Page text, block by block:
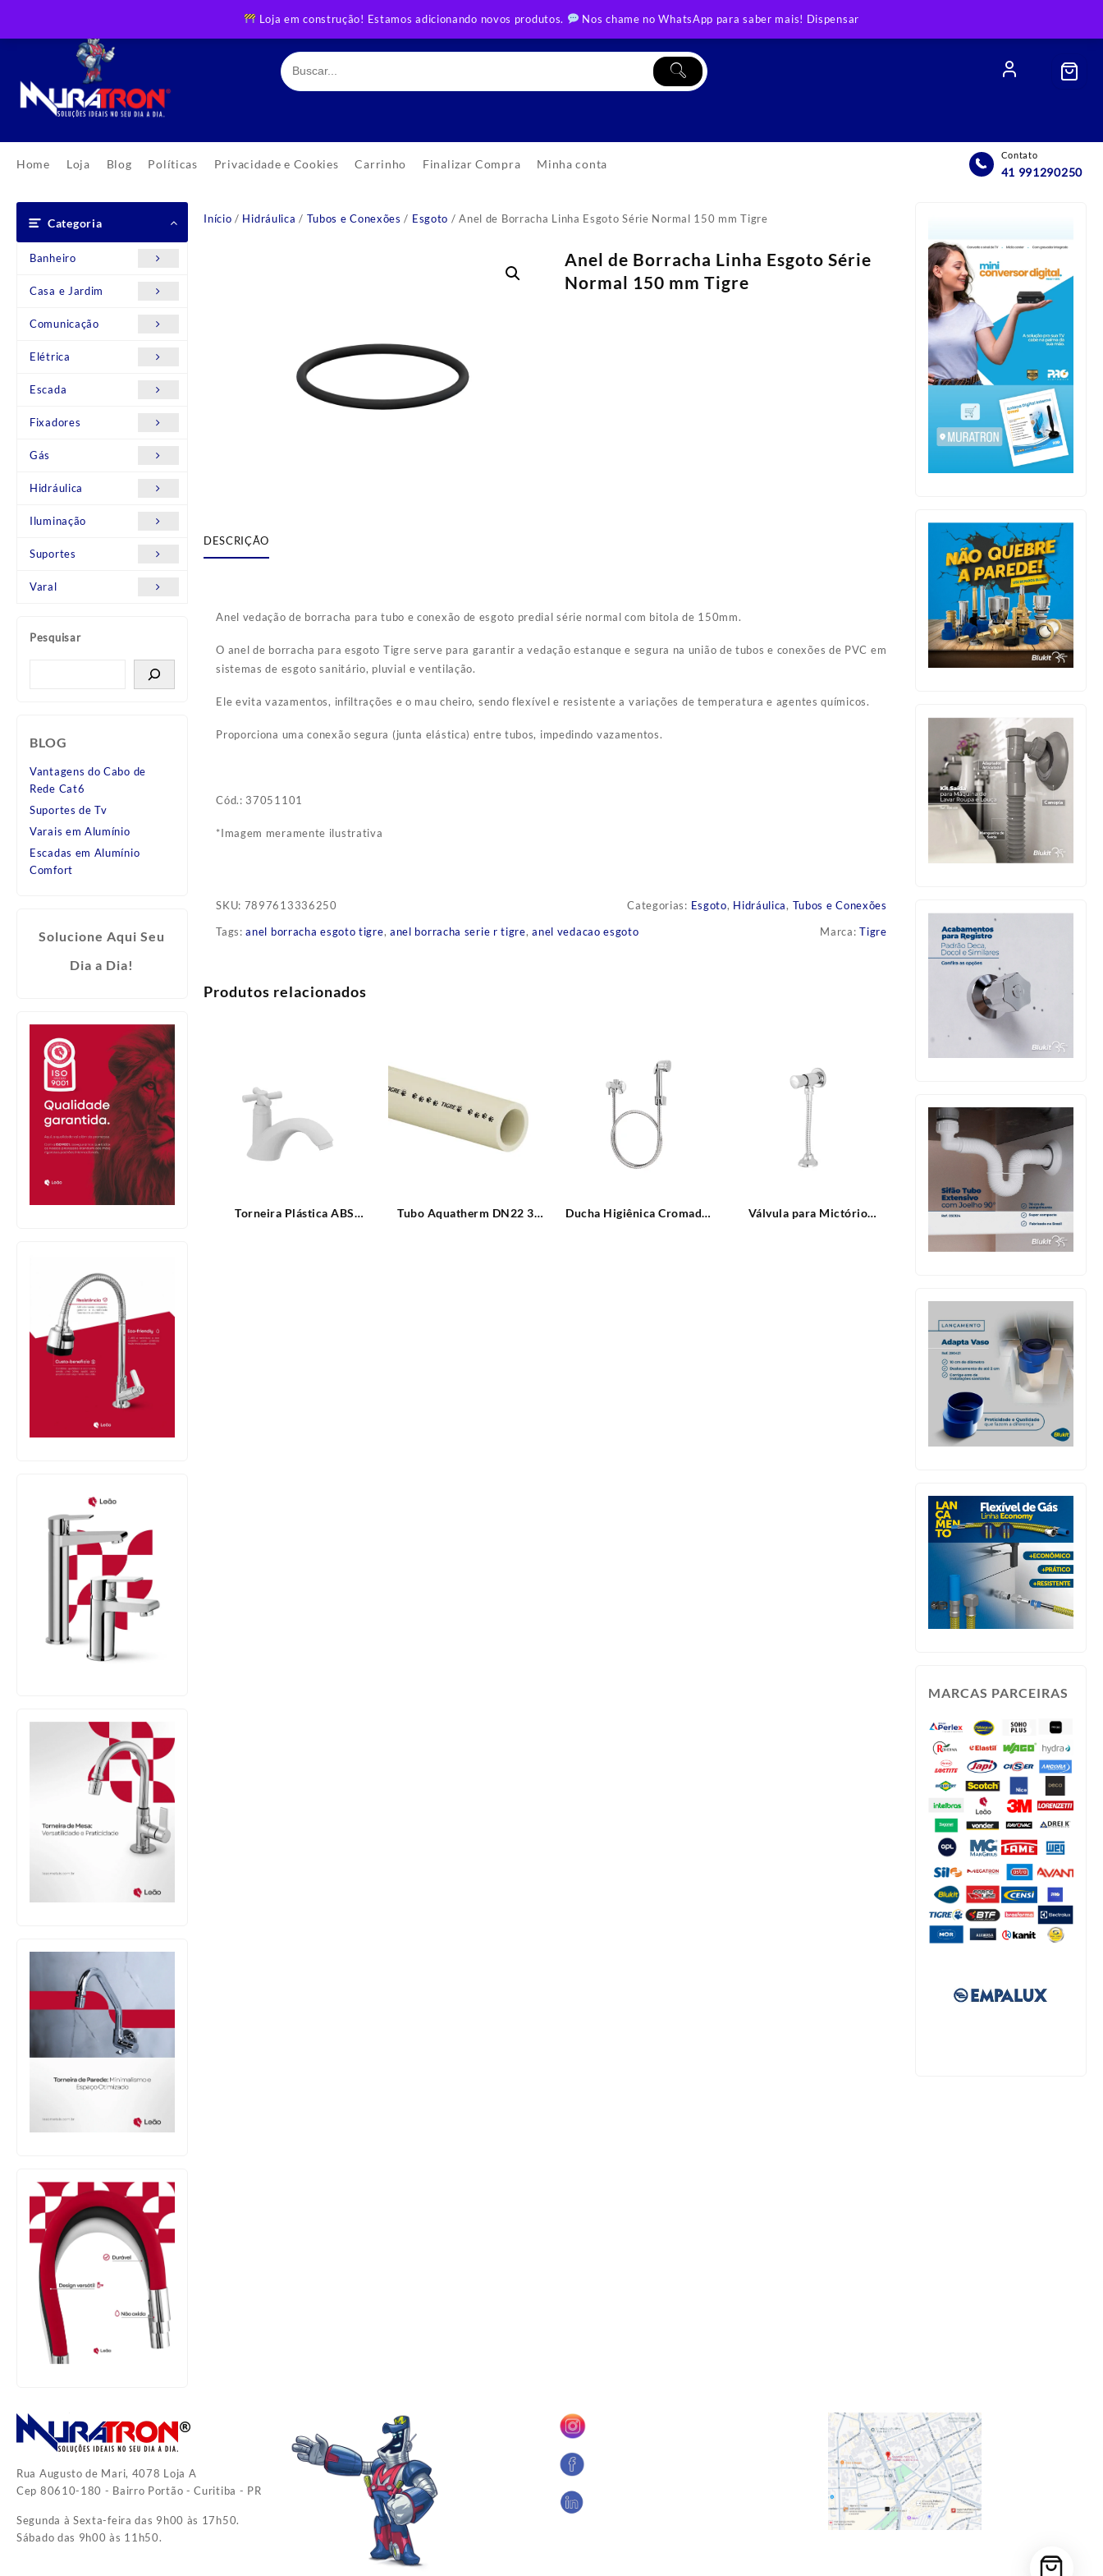
Loja em construção! Estamos adicionando novos produtos. Nos chame no WhatsApp para saber mais! Dispensar
content
Home Loja Blog Políticas Privacidade e Cookies Carrinho Finalizar Compra Minha conta
Contato
41 991290250
Categoria
Banheiro
Casa e Jardim
Comunicação
Elétrica
Escada
Fixadores
Gás
Hidráulica
Iluminação
Suportes
Varal
Pesquisar
BLOG
Vantagens do Cabo de
Rede Cat6
Suportes de Tv
Varais em Alumínio
Escadas em Alumínio
Comfort
Solucione Aqui Seu
Dia a Dia!
Início / Hidráulica / Tubos e Conexões / Esgoto / Anel de Borracha Linha Esgoto Série Normal 150 mm Tigre
Anel de Borracha Linha Esgoto Série
Normal 150 mm Tigre
DESCRIÇÃO
Anel vedação de borracha para tubo e conexão de esgoto predial série normal com bitola de 150mm.
O anel de borracha para esgoto Tigre serve para garantir a vedação estanque e segura na união de tubos e conexões de PVC em
sistemas de esgoto sanitário, pluvial e ventilação.
Ele evita vazamentos, infiltrações e o mau cheiro, sendo flexível e resistente a variações de temperatura e agentes químicos.
Proporciona uma conexão segura (junta elástica) entre tubos, impedindo vazamentos.
Cód.: 37051101
*Imagem meramente ilustrativa
SKU: 7897613336250 Categorias: Esgoto, Hidráulica, Tubos e Conexões
Tags:anel borracha esgoto tigre, anel borracha serie r tigre,anel vedacao esgoto Marca:Tigre
Produtos relacionados
Torneira Plástica ABS
Tubo Aquatherm DN22 3
Ducha Higiênica Cromada
Válvula para Mictório
MARCAS PARCEIRAS
Rua Augusto de Mari, 4078 Loja A
Cep 80610-180 - Bairro Portão - Curitiba - PR
Segunda à Sexta-feira das 9h00 às 17h50.
Sábado das 9h00 às 11h50.